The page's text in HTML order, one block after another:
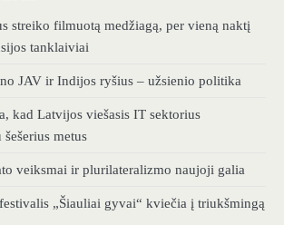
streiko filmuotą medžiagą, per vieną naktį
tanklaiviai
JAV ir Indijos ryšius – užsienio politika
kad Latvijos viešasis IT sektorius
metus
veiksmai ir plurilateralizmo naujoji galia
„Šiauliai gyvai“ kviečia į triukšmingą